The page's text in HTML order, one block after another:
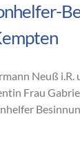
Neuß i.R.
Frau